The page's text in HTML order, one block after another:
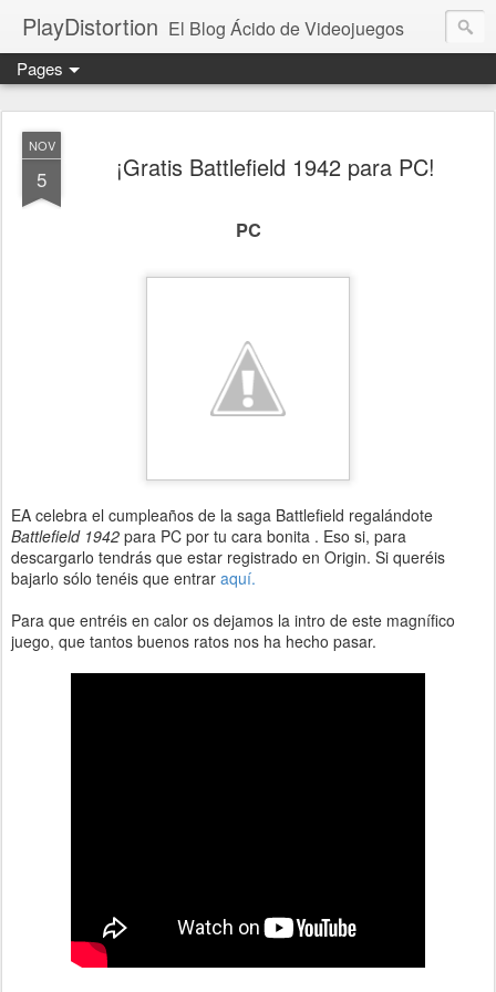
PlayDistortion El Blog Ácido de Videojuegos
Pages
NOV
5 ¡Gratis Battlefield 1942 para PC!
PC
EA celebra el cumpleaños de la saga Battlefield regalándote
Battlefield 1942 para PC por tu cara bonita . Eso si, para
descargarlo tendrás que estar registrado en Origin. Si queréis
bajarlo sólo tenéis que entrar aquí.
Para que entréis en calor os dejamos la intro de este magnífico
juego, que tantos buenos ratos nos ha hecho pasar.